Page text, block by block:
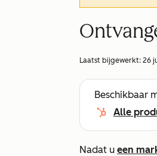
Laatst bijgewerkt: 26
Beschikbaar
Alle
Nadat u een